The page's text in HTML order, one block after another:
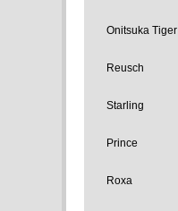
Onitsuka Tiger
Reusch
Starling
Prince
Roxa